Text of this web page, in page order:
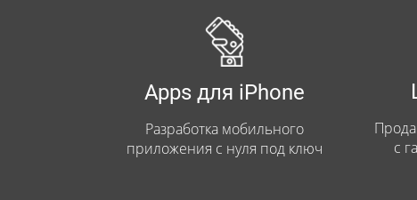
Apps для iPhone
Разработка мобильного
приложения с нуля под ключ
с